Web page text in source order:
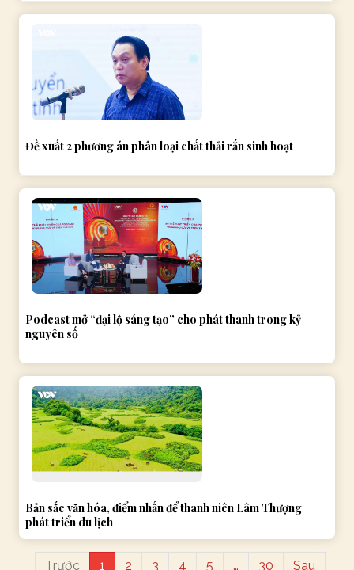
Đề xuất 2 phương án phân loại chất thải rắn sinh hoạt
Podcast mở “đại lộ sáng tạo” cho phát thanh trong kỷ
nguyên số
Bản sắc văn hóa, điểm nhấn để thanh niên Lâm Thượng
phát triển du lịch
Trước 1 2 3 4 5 … 30 Sau